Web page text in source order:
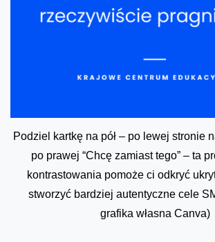
Podziel kartkę na pół – po lewej stronie
po prawej “Chcę zamiast tego” – ta
kontrastowania pomoże ci odkryć
stworzyć bardziej autentyczne cele
grafika własna Canva)